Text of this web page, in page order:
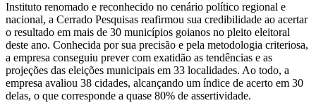
Instituto renomado e reconhecido no cenário político regional e
nacional, a Cerrado Pesquisas reafirmou sua credibilidade ao acertar
o resultado em mais de 30 municípios goianos no pleito eleitoral
deste ano. Conhecida por sua precisão e pela metodologia criteriosa,
a empresa conseguiu prever com exatidão as tendências e as
projeções das eleições municipais em 33 localidades. Ao todo, a
empresa avaliou 38 cidades, alcançando um índice de acerto em 30
delas, o que corresponde a quase 80% de assertividade.